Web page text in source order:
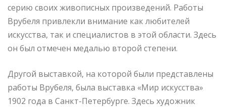
серию своих живописных произведений. Работы
Врубеля привлекли внимание как любителей
искусства, так и специалистов в этой области. Здесь
он был отмечен медалью второй степени.
Другой выставкой, на которой были представлены
работы Врубеля, была выставка «Мир искусства»
1902 года в Санкт-Петербурге. Здесь художник